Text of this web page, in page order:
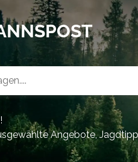
Angebote,